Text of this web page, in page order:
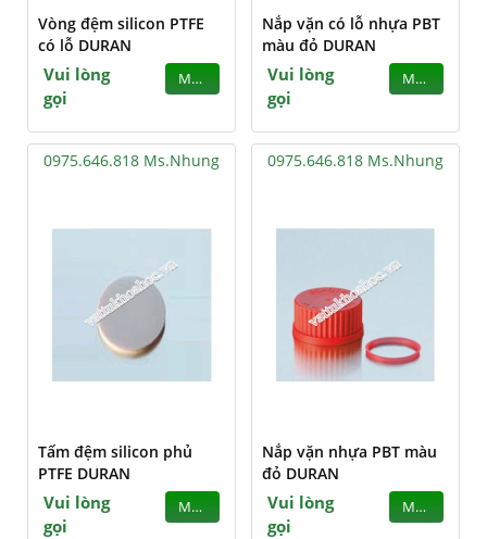
Vòng đệm silicon PTFE
có lỗ DURAN
Vui lòng
gọi
MUA
Nắp vặn có lỗ nhựa PBT
màu đỏ DURAN
Vui lòng
gọi
MUA
0975.646.818 Ms.Nhung
Tấm đệm silicon phủ
PTFE DURAN
Vui lòng
gọi
MUA
0975.646.818 Ms.Nhung
Nắp vặn nhựa PBT màu
đỏ DURAN
Vui lòng
gọi
MUA